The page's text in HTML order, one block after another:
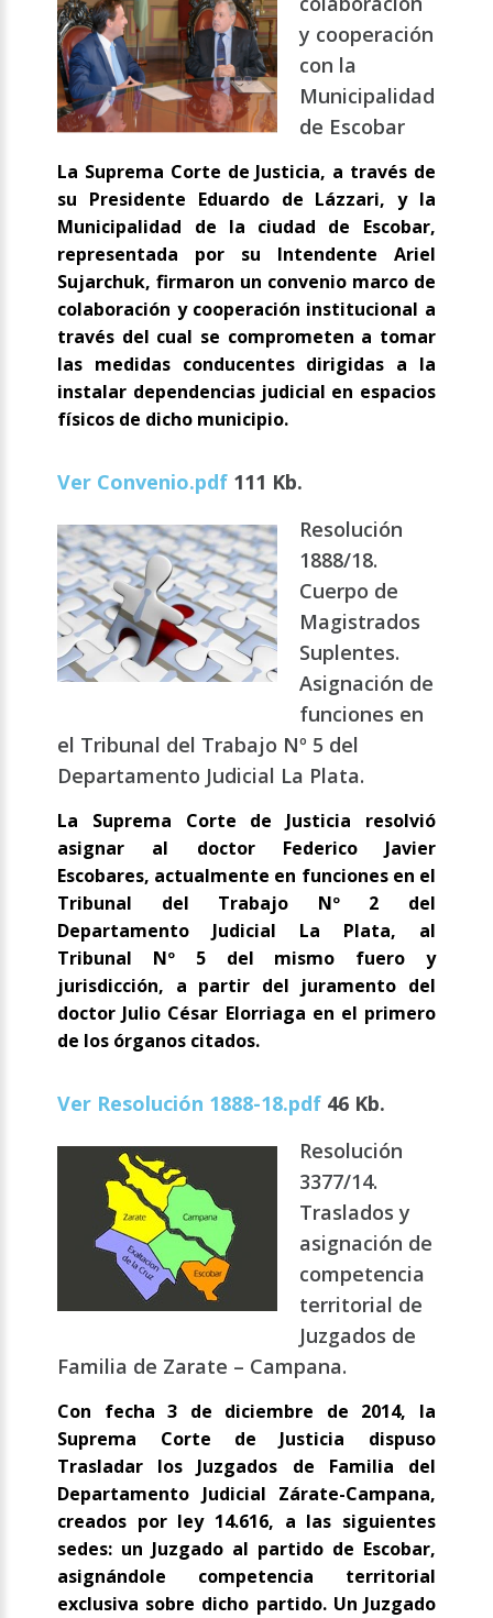
y cooperación
con la
Municipalidad
de Escobar
La Suprema Corte de Justicia, a través de
su Presidente Eduardo de Lázzari, y la
Municipalidad de la ciudad de Escobar,
representada por su Intendente Ariel
Sujarchuk, firmaron un convenio marco de
colaboración y cooperación institucional a
través del cual se comprometen a tomar
las medidas conducentes dirigidas a la
instalar dependencias judicial en espacios
físicos de dicho municipio.
Ver Convenio.pdf 111 Kb.
Resolución
1888/18.
Cuerpo de
Magistrados
Suplentes.
Asignación de
funciones en
el Tribunal del Trabajo Nº 5 del
Departamento Judicial La Plata.
La Suprema Corte de Justicia resolvió
asignar al doctor Federico Javier
Escobares, actualmente en funciones en el
Tribunal del Trabajo Nº 2 del
Departamento Judicial La Plata, al
Tribunal Nº 5 del mismo fuero y
jurisdicción, a partir del juramento del
doctor Julio César Elorriaga en el primero
de los órganos citados.
Ver Resolución 1888-18.pdf 46 Kb.
Resolución
3377/14.
Traslados y
asignación de
competencia
territorial de
Juzgados de
Familia de Zarate – Campana.
Con fecha 3 de diciembre de 2014, la
Suprema Corte de Justicia dispuso
Trasladar los Juzgados de Familia del
Departamento Judicial Zárate-Campana,
creados por ley 14.616, a las siguientes
sedes: un Juzgado al partido de Escobar,
asignándole competencia territorial
exclusiva sobre dicho partido. Un Juzgado